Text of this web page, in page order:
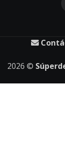
2026 ©